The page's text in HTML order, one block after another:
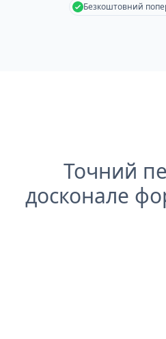
Безкоштовний
Точний
досконале